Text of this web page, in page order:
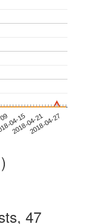
04-15
2018-04-212018-04-27
47